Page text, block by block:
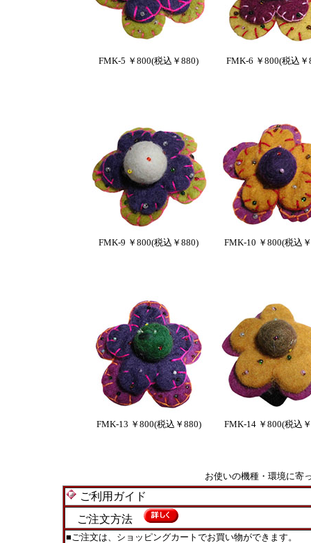
FMK-5 ￥800(税込￥880) FMK-6 ￥800(税込￥
FMK-9 ￥800(税込￥880) FMK-10 ￥800(税込
FMK-13 ￥800(税込￥880) FMK-14 ￥800(税込
お使いの機種・環境に寄
ご利用ガイド
ご注文方法
■ご注文は、ショッピングカートでお買い物ができます。